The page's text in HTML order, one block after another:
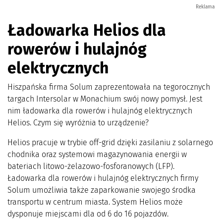
Reklama
Ładowarka Helios dla
rowerów i hulajnóg
elektrycznych
Hiszpańska firma Solum zaprezentowała na tegorocznych
targach Intersolar w Monachium swój nowy pomysł. Jest
nim ładowarka dla rowerów i hulajnóg elektrycznych
Helios. Czym się wyróżnia to urządzenie?
Helios pracuje w trybie off-grid dzięki zasilaniu z solarnego
chodnika oraz systemowi magazynowania energii w
bateriach litowo-żelazowo-fosforanowych (LFP).
Ładowarka dla rowerów i hulajnóg elektrycznych firmy
Solum umożliwia także zaparkowanie swojego środka
transportu w centrum miasta. System Helios może
dysponuje miejscami dla od 6 do 16 pojazdów.